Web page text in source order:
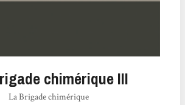
chimérique III
La Brigade chimérique